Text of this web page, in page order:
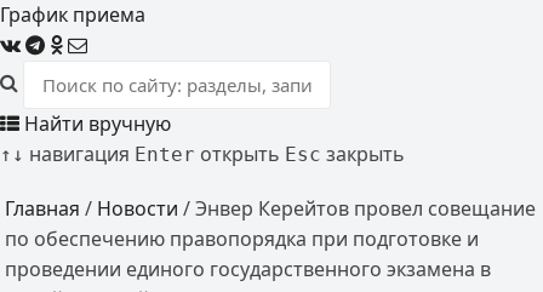
График приема
Найти вручную
↑ ↓ навигация Enter открыть Esc закрыть
Главная / Новости / Энвер Керейтов провел совещание
по обеспечению правопорядка при подготовке и
проведении единого государственного экзамена в